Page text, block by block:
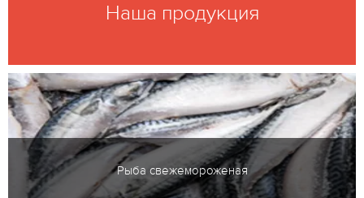
Наша продукция
Рыба свежемороженая